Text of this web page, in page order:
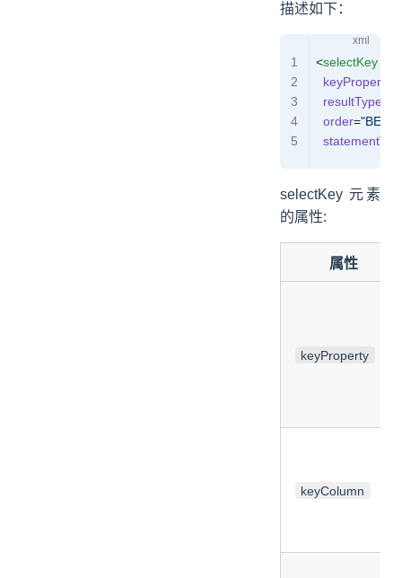
描述如下：
<selectKey
  keyProperty
  resultType
  order
=
selectKey 元素
的属性:
属性
keyProperty
keyColumn